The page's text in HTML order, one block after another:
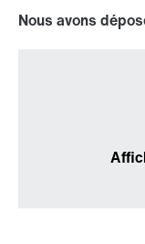
Contrôleurs
Nous avons